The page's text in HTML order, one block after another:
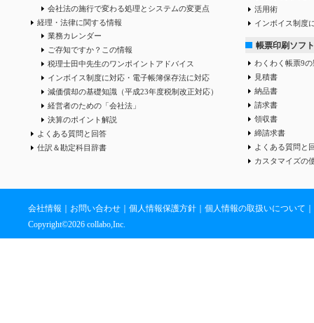
会社法の施行で変わる処理とシステムの変更点
経理・法律に関する情報
業務カレンダー
ご存知ですか？この情報
税理士田中先生のワンポイントアドバイス
インボイス制度に対応・電子帳簿保存法に対応
減価償却の基礎知識（平成23年度税制改正対応）
経営者のための「会社法」
決算のポイント解説
よくある質問と回答
仕訳＆勘定科目辞書
活用術
インボイス制度
帳票印刷ソフト
わくわく帳票9
見積書
納品書
請求書
領収書
締請求書
よくある質問と
カスタマイズの
会社情報 お問い合わせ 個人情報保護方針 個人情報の取扱いについて
Copyright©2026 collabo,Inc.